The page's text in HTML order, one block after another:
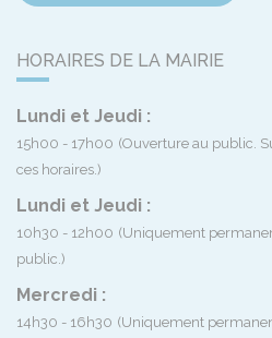
HORAIRES DE LA MAIRIE
Lundi et Jeudi :
15h00 - 17h00 (Ouverture au public.
ces horaires.)
Lundi et Jeudi :
10h30 - 12h00 (Uniquement
public.)
Mercredi :
14h30 - 16h30 (Uniquement